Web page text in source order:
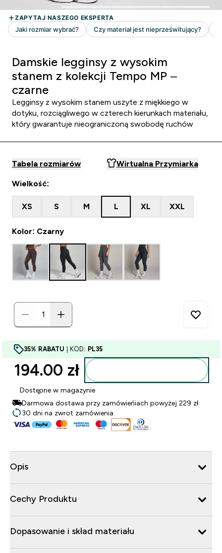
Damskie legginsy z wysokim
stanem z kolekcji Tempo MP –
czarne
Legginsy z wysokim stanem uszyte z miękkiego w
dotyku, rozciągliwego w czterech kierunkach materiału,
który gwarantuje nieograniczoną swobodę ruchów
Tabela rozmiarów Wirtualna Przymiarka
Wielkość:
XS S M L XL XXL
Kolor: Czarny
35% RABATU | KOD: PL35
194.00 zł‎
Dostępne w magazynie
Darmowa dostawa przy zamówieńiach powyżej 229 zł
30 dni na zwrot zamówienia
Opis
Cechy Produktu
Dopasowanie i skład materiału